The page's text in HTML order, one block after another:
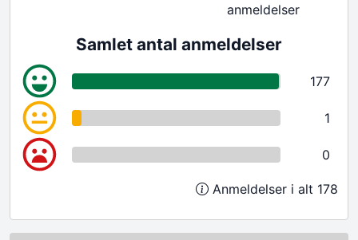
anmeldelser
Samlet antal anmeldelser
177
1
0
Anmeldelser i alt 178